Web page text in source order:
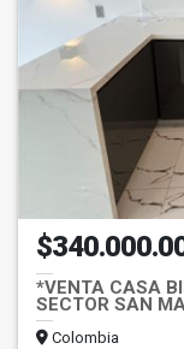
*VENTA CASA
SECTOR SAN
Colombia